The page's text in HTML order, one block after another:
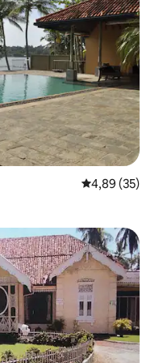
4,89 de uma
4,89 (35)